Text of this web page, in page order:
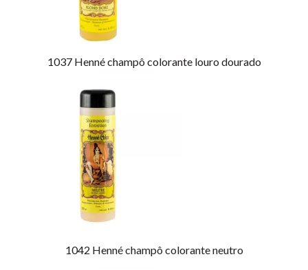
1037 Henné champô colorante louro dourado
1042 Henné champô colorante neutro